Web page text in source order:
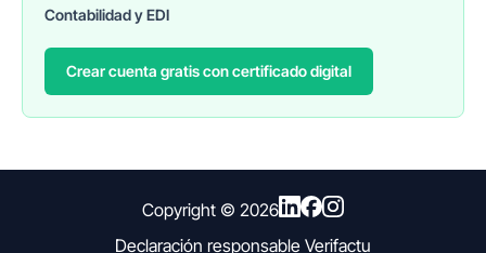
Contabilidad y EDI
Crear cuenta gratis con certificado digital
Copyright © 2026
Declaración responsable Verifactu
Hablemos ahora
Pedir información sobre FinanEDI